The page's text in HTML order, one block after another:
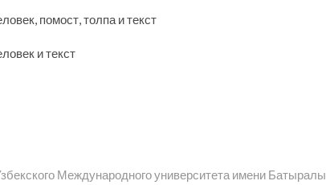
Международного университета имени Батыралы